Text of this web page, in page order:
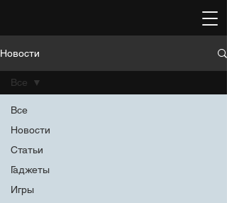
Новости
Все
Новости
Статьи
Гаджеты
Игры
Все